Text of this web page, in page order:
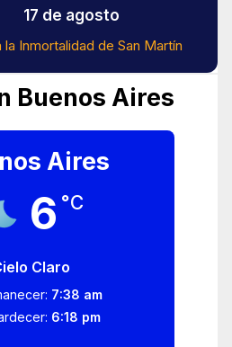
17 de agosto
la Inmortalidad de San Martín
Buenos Aires
Aires
6 °C
Claro
7:38 am
6:18 pm